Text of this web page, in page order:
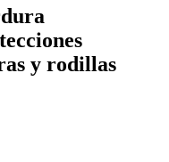
y rodillas